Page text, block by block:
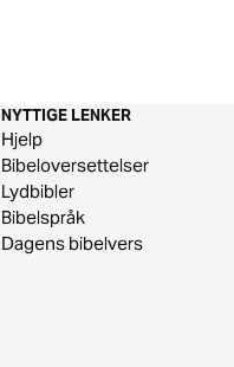
NYTTIGE LENKER
Hjelp
Bibeloversettelser
Lydbibler
Bibelspråk
Dagens bibelvers